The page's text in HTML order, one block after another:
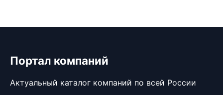
Портал компаний
Актуальный каталог компаний по всей России